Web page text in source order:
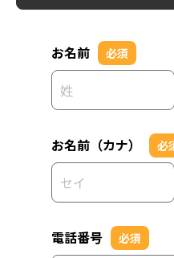
お名前 必須
お名前（カナ） 必
電話番号 必須